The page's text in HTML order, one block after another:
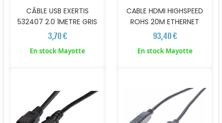
CÂBLE USB EXERTIS
532407 2.0 1METRE GRIS
3,70 €
En stock Mayotte
CABLE HDMI HIGHSPEED
ROHS 20M ETHERNET
93,40 €
En stock Mayotte